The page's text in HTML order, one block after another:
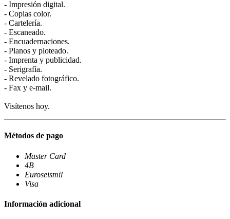
- Impresión digital.
- Copias color.
- Cartelería.
- Escaneado.
- Encuadernaciones.
- Planos y ploteado.
- Imprenta y publicidad.
- Serigrafía.
- Revelado fotográfico.
- Fax y e-mail.
Visítenos hoy.
Métodos de pago
Master Card
4B
Euroseismil
Visa
Información adicional